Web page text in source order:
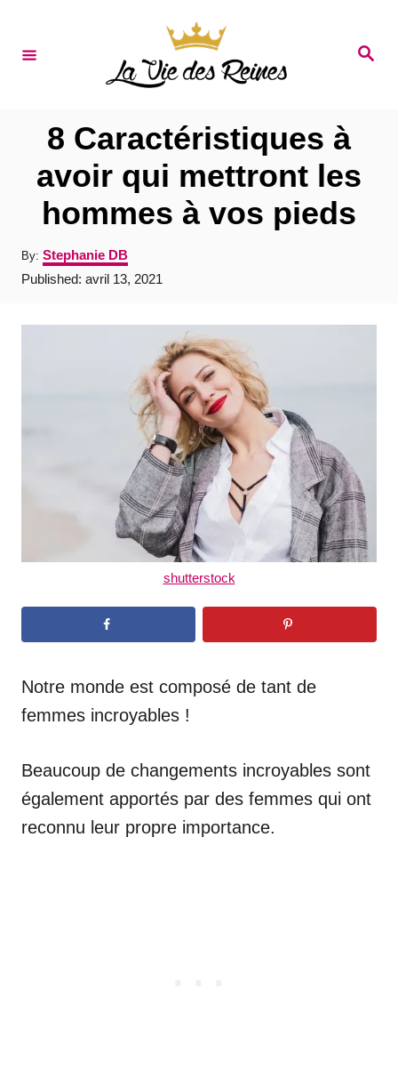
S
8 Caractéristiques à
avoir qui mettront les
hommes à vos pieds
By: A
u
t
o
Stephanie DB
P
Published: avril 13, 2021
shutterstock
Notre monde est composé de tant de
femmes incroyables !
Beaucoup de changements incroyables sont
également apportés par des femmes qui ont
reconnu leur propre importance.